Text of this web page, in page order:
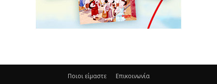
Ποιοι είμαστε Επικοινωνία